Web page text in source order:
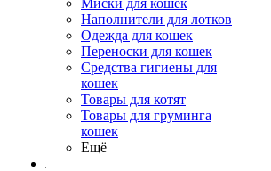
Миски для кошек
Наполнители для лотков
Одежда для кошек
Переноски для кошек
Средства гигиены для
кошек
Товары для котят
Товары для груминга
кошек
Ещё